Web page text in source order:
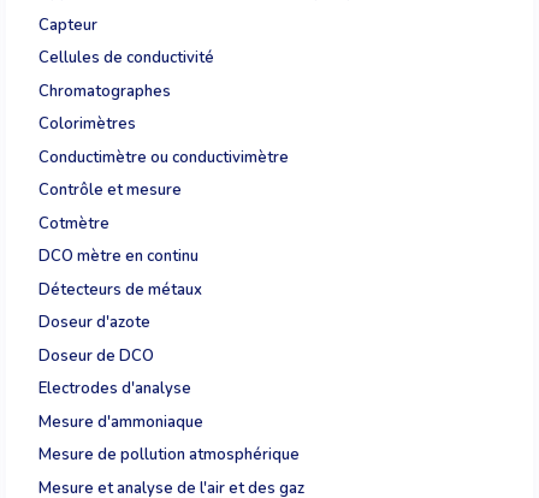
Capteur
Cellules de conductivité
Chromatographes
Colorimètres
Conductimètre ou conductivimètre
Contrôle et mesure
Cotmètre
DCO mètre en continu
Détecteurs de métaux
Doseur d'azote
Doseur de DCO
Electrodes d'analyse
Mesure d'ammoniaque
Mesure de pollution atmosphérique
Mesure et analyse de l'air et des gaz